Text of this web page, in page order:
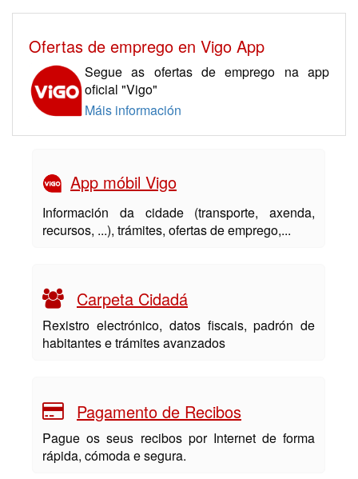
Ofertas de emprego en Vigo App
Segue as ofertas de emprego na app
oficial "Vigo"
Máis información
App móbil Vigo
Información da cidade (transporte, axenda,
recursos, ...), trámites, ofertas de emprego,...
Carpeta Cidadá
Rexistro electrónico, datos fiscais, padrón de
habitantes e trámites avanzados
Pagamento de Recibos
Pague os seus recibos por Internet de forma
rápida, cómoda e segura.